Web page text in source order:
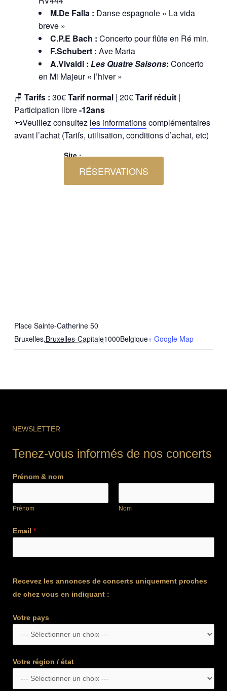
M.De Falla : Danse espagnole « La vida
breve »
C.P.E Bach : Concerto pour flûte en Ré min.
F.Schubert : Ave Maria
A.Vivaldi : Les Quatre Saisons: Concerto
en Mi Majeur« l’hiver »
🪑 Tarifs : 30€Tarif normal| 20€Tarif réduit|
Participation libre-12ans
📜Veuillez consultez les informationscomplémentaires
avant l’achat (Tarifs, utilisation, conditions d’achat, etc)
Site :
RÉSERVATIONS
Place Sainte-Catherine 50
Bruxelles,Bruxelles-Capitale1000Belgique+ Google Map
NEWSLETTER
Tenez-vous informés de nos concerts
Prénom & nom
Prénom Nom
Email *
Recevez les annonces de concerts uniquement proches
de chez vous en indiquant :
Votre pays
Votre région / état